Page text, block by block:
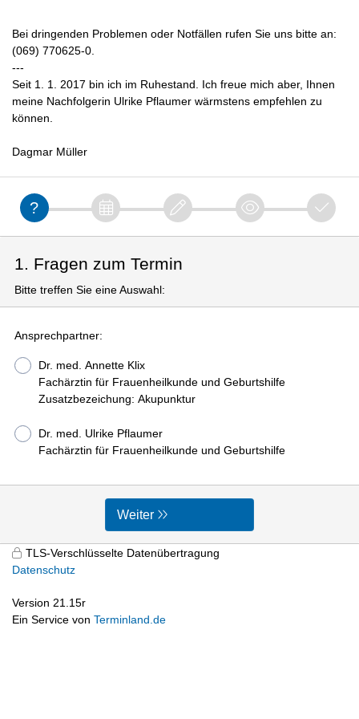
Bei dringenden Problemen oder Notfällen rufen Sie uns bitte an:
(069) 770625-0.
---
Seit 1. 1. 2017 bin ich im Ruhestand. Ich freue mich aber, Ihnen
meine Nachfolgerin Ulrike Pflaumer wärmstens empfehlen zu
können.
Dagmar Müller
1. Fragen zum Termin
Bitte treffen Sie eine Auswahl:
Ansprechpartner:
Dr. med. Annette Klix
Fachärztin für Frauenheilkunde und Geburtshilfe
Zusatzbezeichung: Akupunktur
Dr. med. Ulrike Pflaumer
Fachärztin für Frauenheilkunde und Geburtshilfe
Weiter
TLS-Verschlüsselte Datenübertragung
Datenschutz
Version 21.15r
Ein Service von Terminland.de